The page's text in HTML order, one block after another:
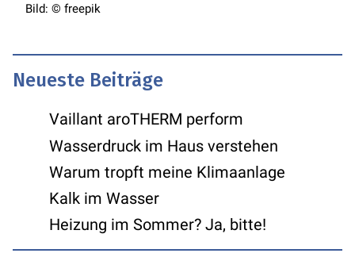
Bild: © freepik
Neueste Beiträge
Vaillant aroTHERM perform
Wasserdruck im Haus verstehen
Warum tropft meine Klimaanlage
Kalk im Wasser
Heizung im Sommer? Ja, bitte!